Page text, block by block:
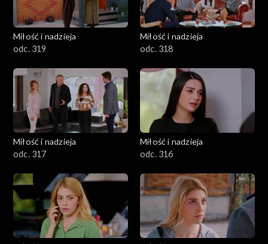
Miłość i nadzieja
odc. 319
Miłość i nadzieja
odc. 318
Miłość i nadzieja
odc. 317
Miłość i nadzieja
odc. 316